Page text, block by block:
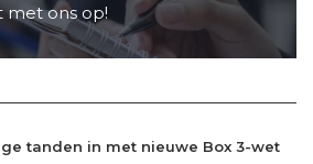
met ons op!
tanden in met nieuwe Box 3-wet